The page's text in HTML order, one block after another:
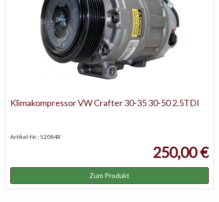
Klimakompressor VW Crafter 30-35 30-50 2.5TDI
Artikel-Nr.: 52084R
250,00 €
Zum Produkt